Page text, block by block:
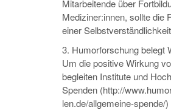
Mitarbeitende über
Mediziner:innen, sollte die
einer
3. Humorforschung belegt
Um die positive Wirkung
begleiten Institute und
Spenden (http://
len.de/allgemeine-spende/)